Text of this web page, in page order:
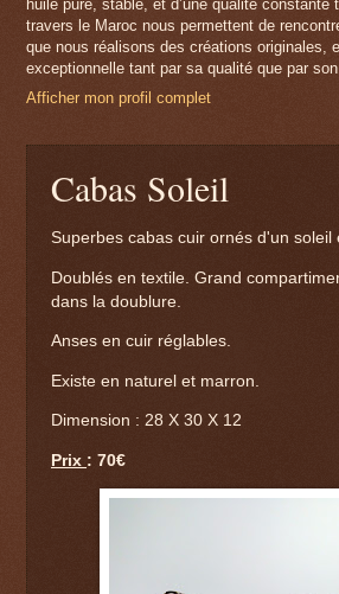
huile pure, stable, et d’une qualité
travers le Maroc nous permettent de
que nous réalisons des créations originales,
exceptionnelle tant par sa qualité que par
Afficher mon profil complet
Cabas Soleil
Superbes cabas cuir ornés d'un
Doublés en textile. Grand
dans la doublure.
Anses en cuir réglables.
Existe en naturel et marron.
Dimension : 28 X 30 X 12
Prix : 70€